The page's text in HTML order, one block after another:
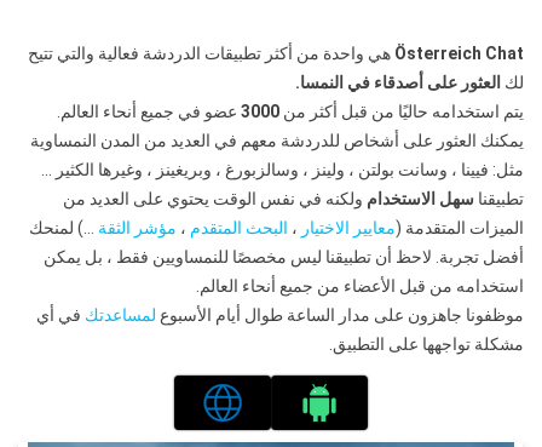
Österreich Chat هي واحدة من أكثر تطبيقات الدردشة فعالية والتي تتيح
لك العثور على أصدقاء في النمسا.
يتم استخدامه حاليًا من قبل أكثر من
عضو في جميع أنحاء العالم.
يمكنك العثور على أشخاص للدردشة معهم في العديد من المدن النمساوية
مثل: فيينا ، وسانت بولتن ، ولينز ، وسالزبورغ ، وبريغينز ، وغيرها الكثير …
تطبيقنا سهل الاستخدام ولكنه في نفس الوقت يحتوي على العديد من
الميزات المتقدمة (معايير الاختيار ، البحث المتقدم ، مؤشر الثقة …) لمنحك
أفضل تجربة. لاحظ أن تطبيقنا ليس مخصصًا للنمساويين فقط ، بل يمكن
استخدامه من قبل الأعضاء من جميع أنحاء العالم.
موظفونا جاهزون على مدار الساعة طوال أيام الأسبوع لمساعدتك في أي
مشكلة تواجهها على التطبيق.